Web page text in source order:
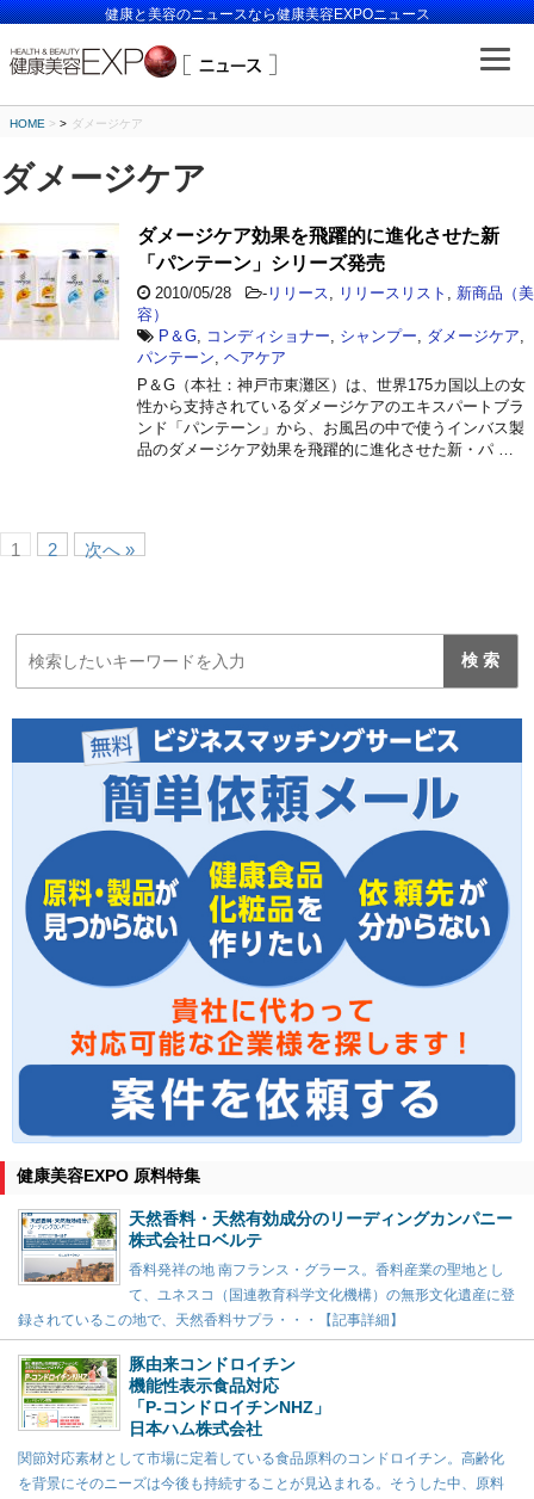
健康と美容のニュースなら健康美容EXPOニュース
HOME > ダメージケア
ダメージケア
ダメージケア効果を飛躍的に進化させた新
「パンテーン」シリーズ発売
2010/05/28 - リリース リリースリスト
新商品（美
容）
P＆G
コンディショナー シャンプー ダメージケア
パンテーン ヘアケア
P＆G（本社：神戸市東灘区）は、世界175カ国以上の女
性から支持されているダメージケアのエキスパートブラ
ンド「パンテーン」から、お風呂の中で使うインバス製
品のダメージケア効果を飛躍的に進化させた新・パ …
1 2 次へ »
健康美容EXPO 原料特集
天然香料・天然有効成分のリーディングカンパニー
株式会社ロベルテ
香料発祥の地 南フランス・グラース。香料産業の聖地とし
て、ユネスコ（国連教育科学文化機構）の無形文化遺産に登
録されているこの地で、天然香料サプラ・・・【記事詳細】
豚由来コンドロイチン
機能性表示食品対応
「P-コンドロイチンNHZ」
日本ハム株式会社
関節対応素材として市場に定着している食品原料のコンドロイチン。高齢化
を背景にそのニーズは今後も持続することが見込まれる。そうした中、原料